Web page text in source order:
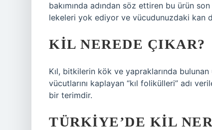
bakımında adından söz ettiren bu ürün
lekeleri yok ediyor ve vücudunuzdaki kan
KIL NEREDE ÇIKAR?
Kıl, bitkilerin kök ve yapraklarında
vücutlarını kaplayan “kıl folikülleri” adı
bir terimdir.
TÜRKIYE’DE KIL